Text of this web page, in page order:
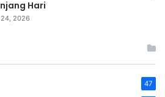
Hari
2026
47